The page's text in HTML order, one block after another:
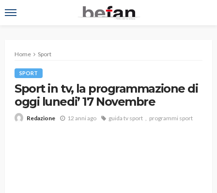
Home Sport
SPORT
Sport in tv, la programmazione di
oggi lunedi’ 17 Novembre
Redazione 12 anni ago guida tv sport programmi sport